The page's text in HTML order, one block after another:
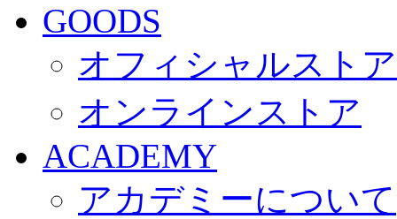
GOODS
オフィシャルスト
オンラインストア
ACADEMY
アカデミーについて